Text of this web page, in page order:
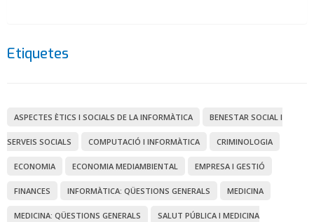
Etiquetes
ASPECTES ÈTICS I SOCIALS DE LA INFORMÀTICA BENESTAR SOCIAL I
SERVEIS SOCIALS COMPUTACIÓ I INFORMÀTICA CRIMINOLOGIA
ECONOMIA ECONOMIA MEDIAMBIENTAL EMPRESA I GESTIÓ
FINANCES INFORMÀTICA: QÜESTIONS GENERALS MEDICINA
MEDICINA: QÜESTIONS GENERALS SALUT PÚBLICA I MEDICINA